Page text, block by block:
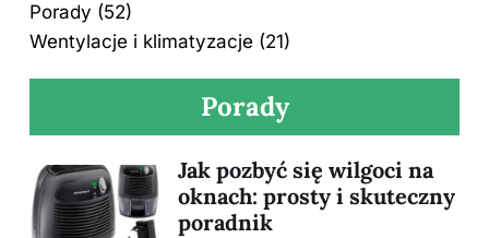
Porady (52)
Wentylacje i klimatyzacje (21)
Porady
Jak pozbyć się wilgoci na
oknach: prosty i skuteczny
poradnik